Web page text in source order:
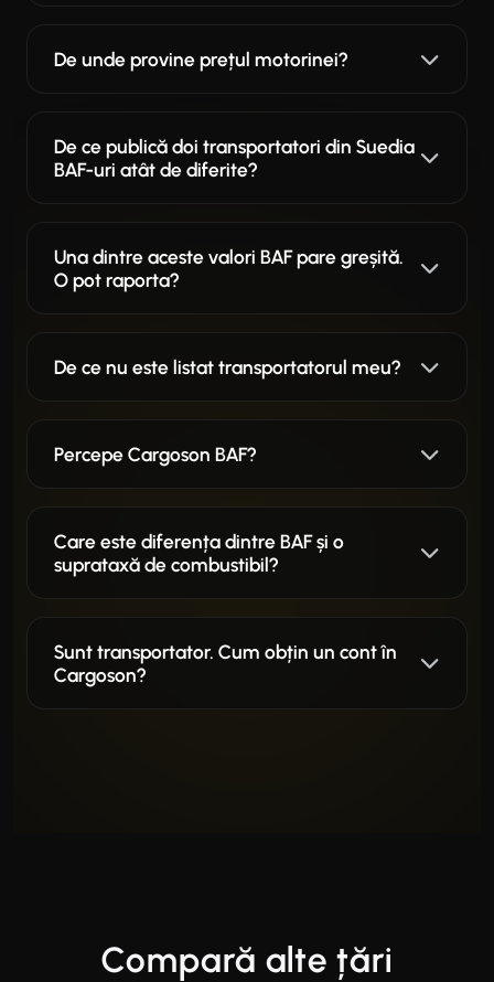
De unde provine prețul motorinei?
De ce publică doi transportatori din Suedia
BAF-uri atât de diferite?
Una dintre aceste valori BAF pare greșită.
O pot raporta?
De ce nu este listat transportatorul meu?
Percepe Cargoson BAF?
Care este diferența dintre BAF și o
suprataxă de combustibil?
Sunt transportator. Cum obțin un cont în
Cargoson?
Compară alte țări